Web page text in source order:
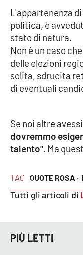
Lacitymag.it
Ilreggino.it
APP
Apple
TAG QUOTE ROSA ·
Tutti gli articoli di
L'appartenenza
politica, è
stato di natura.
Non è un caso
delle elezioni
solita, sdrucita
di eventuali
Se noi altre
dovremmo
talento". Ma
PIÙ LETTI